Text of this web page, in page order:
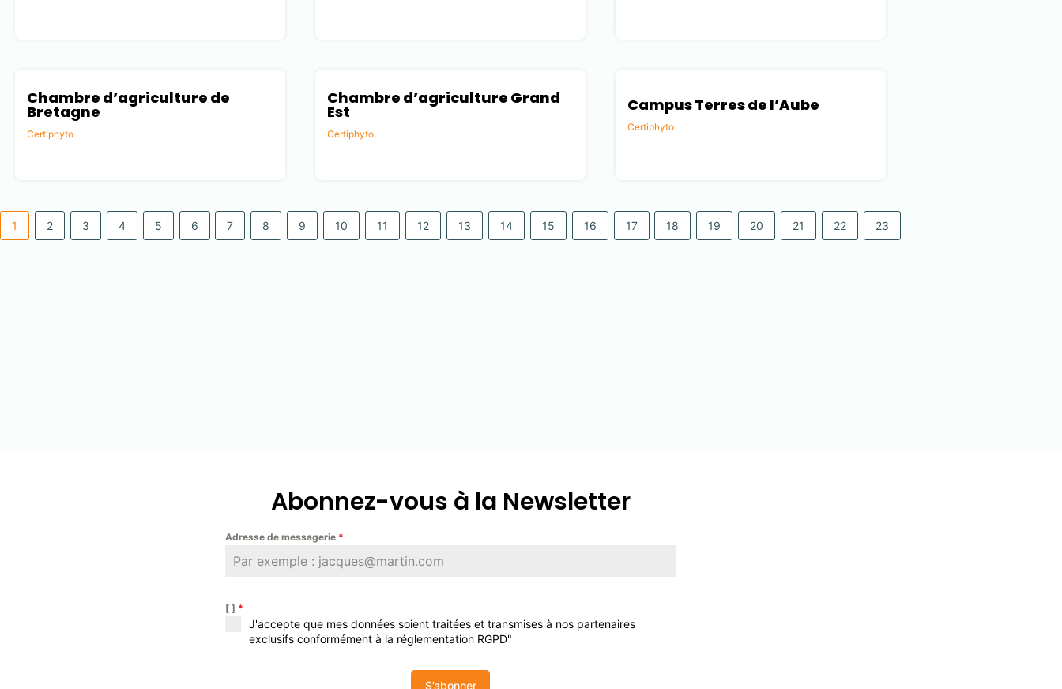
Chambre d’agriculture de
Bretagne
Certiphyto
Chambre d’agriculture Grand
Est
Certiphyto
Campus Terres de l’Aube
Certiphyto
1 2 3 4 5 6 7 8 9 10 11 12 13 14 15 16 17 18 19 20 21 22 23
Abonnez-vous à la Newsletter
Adresse de messagerie *
[ ] *
J'accepte que mes données soient traitées et transmises à nos partenaires
exclusifs conformément à la réglementation RGPD"
S’abonner